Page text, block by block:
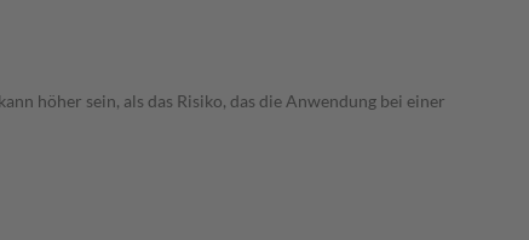
höher sein, als das Risiko, das die Anwendung bei einer